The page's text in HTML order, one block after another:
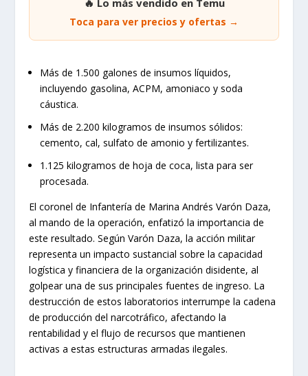
🔥 Lo más vendido en Temu
Toca para ver precios y ofertas →
Más de 1.500 galones de insumos líquidos,
incluyendo gasolina, ACPM, amoniaco y soda
cáustica.
Más de 2.200 kilogramos de insumos sólidos:
cemento, cal, sulfato de amonio y fertilizantes.
1.125 kilogramos de hoja de coca, lista para ser
procesada.
El coronel de Infantería de Marina Andrés Varón Daza,
al mando de la operación, enfatizó la importancia de
este resultado. Según Varón Daza, la acción militar
representa un impacto sustancial sobre la capacidad
logística y financiera de la organización disidente, al
golpear una de sus principales fuentes de ingreso. La
destrucción de estos laboratorios interrumpe la cadena
de producción del narcotráfico, afectando la
rentabilidad y el flujo de recursos que mantienen
activas a estas estructuras armadas ilegales.